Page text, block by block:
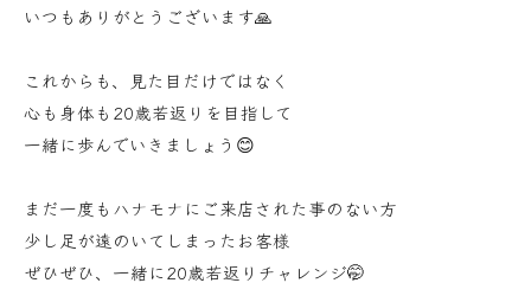
いつもありがとうございます🙏
これからも、見た目だけではなく
心も身体も20歳若返りを目指して
一緒に歩んでいきましょう😊
まだ一度もハナモナにご来店された事のない方
少し足が遠のいてしまったお客様
ぜひぜひ、一緒に20歳若返りチャレンジ🤭